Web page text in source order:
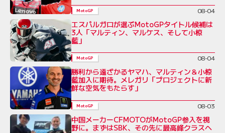
MotoGP 08-04
エスパルガロが選ぶMotoGPタイトル候補は
3人「マルティン、マルケス、そして小椋
藍」
MotoGP 08-04
勝利から遠ざかるヤマハ、マルティン＆小椋
藍加入に期待。メレガリ「プロジェクトに新
鮮な空気をもたらす」
MotoGP 08-03
中国メーカーCFMOTOがMotoGP参入を視
野に。まずはSBK、その先に最高峰クラスへ